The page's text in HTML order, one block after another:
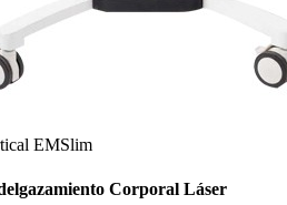
EMSlim
Corporal Láser